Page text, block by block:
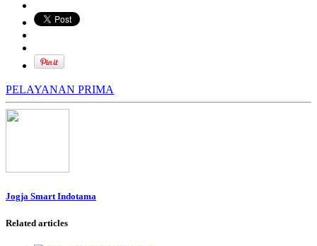
PELAYANAN PRIMA
Jogja Smart Indotama
Related articles